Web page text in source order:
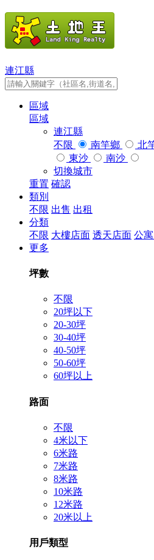
連江縣
區域
區域
連江縣
不限
南竿鄉 北
東沙
南沙
切換城市
重置 確認
類別
不限 出售 出租
分類
不限 大樓店面 透天店面 公
更多
坪數
不限
20坪以下
20-30坪
30-40坪
40-50坪
50-60坪
60坪以上
路面
不限
4米以下
6米路
7米路
8米路
10米路
12米路
20米以上
用戶類型